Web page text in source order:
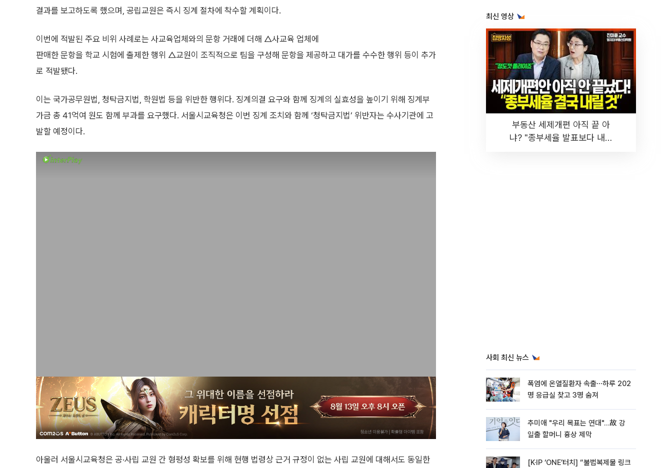
결과를 보고하도록 했으며, 공립교원은 즉시 징계 절차에 착수할 계획이다.
이번에 적발된 주요 비위 사례로는 사교육업체와의 문항 거래에 더해 △사교육 업체에
판매한 문항을 학교 시험에 출제한 행위 △교원이 조직적으로 팀을 구성해 문항을 제공하고 대가를 수수한 행위 등이 추가
로 적발됐다.
이는 국가공무원법, 청탁금지법, 학원법 등을 위반한 행위다. 징계의결 요구와 함께 징계의 실효성을 높이기 위해 징계부
가금 총 41억여 원도 함께 부과를 요구했다. 서울시교육청은 이번 징계 조치와 함께 ‘청탁금지법’ 위반자는 수사기관에 고
발할 예정이다.
아울러 서울시교육청은 공·사립 교원 간 형평성 확보를 위해 현행 법령상 근거 규정이 없는 사립 교원에 대해서도 동일한
최신 영상
부동산 세제개편 아직 끝 아
냐? "종부세율 발표보다 내릴
사회 최신 뉴스
폭염에 온열질환자 속출⋯하루 202
명 응급실 찾고 3명 숨져
추미애 "우리 목표는 연대"…故 강
일출 할머니 흉상 제막
[K·IP ‘ONE’터치] “불법복제물 링크